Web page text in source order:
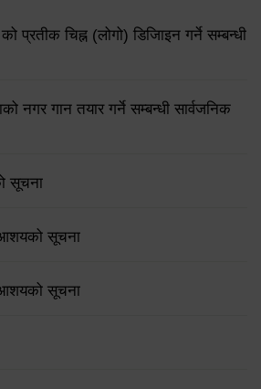
प्रतीक चिह्न (लोगो) डिजिाइन गर्ने सम्बन्धी
नगर गान तयार गर्ने सम्बन्धी सार्वजनिक
सूचना
आशयको सूचना
आशयको सूचना